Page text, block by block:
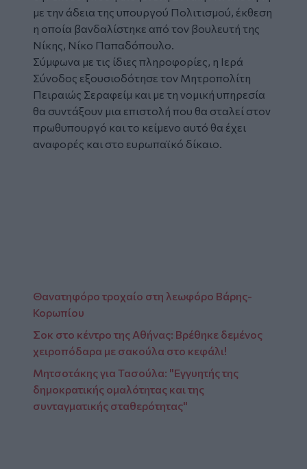
με την άδεια της υπουργού Πολιτισμού, έκθεση
η οποία βανδαλίστηκε από τον βουλευτή της
Νίκης, Νίκο Παπαδόπουλο.
Σύμφωνα με τις ίδιες πληροφορίες, η Ιερά
Σύνοδος εξουσιοδότησε τον Μητροπολίτη
Πειραιώς Σεραφείμ και με τη νομική υπηρεσία
θα συντάξουν μια επιστολή που θα σταλεί στον
πρωθυπουργό και το κείμενο αυτό θα έχει
αναφορές και στο ευρωπαϊκό δίκαιο.
Θανατηφόρο τροχαίο στη λεωφόρο Βάρης-
Κορωπίου
Σοκ στο κέντρο της Αθήνας: Βρέθηκε δεμένος
χειροπόδαρα με σακούλα στο κεφάλι!
Μητσοτάκης για Τασούλα: "Εγγυητής της
δημοκρατικής ομαλότητας και της
συνταγματικής σταθερότητας"